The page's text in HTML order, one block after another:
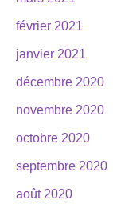
février 2021
janvier 2021
décembre 2020
novembre 2020
octobre 2020
septembre 2020
août 2020